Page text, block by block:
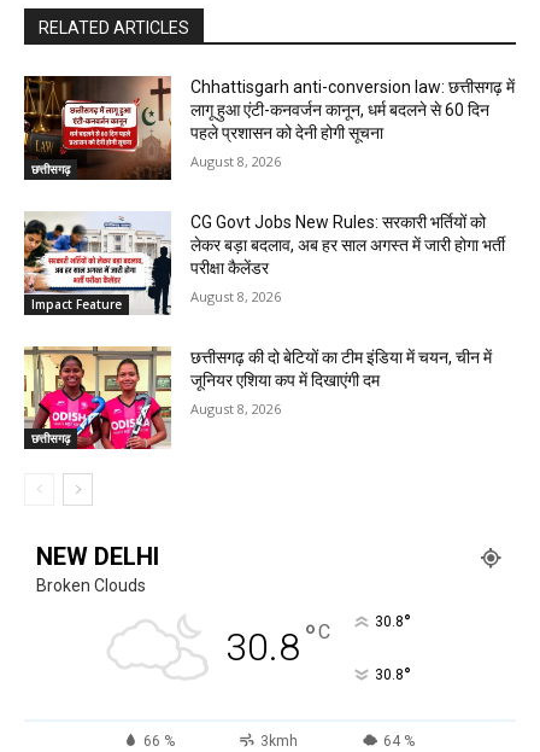
RELATED ARTICLES
छत्तीसगढ़
Chhattisgarh anti-conversion law: छत्तीसगढ़ में
लागू हुआ एंटी-कनवर्जन कानून, धर्म बदलने से 60 दिन
पहले प्रशासन को देनी होगी सूचना
August 8, 2026
Impact Feature
CG Govt Jobs New Rules: सरकारी भर्तियों को
लेकर बड़ा बदलाव, अब हर साल अगस्त में जारी होगा भर्ती
परीक्षा कैलेंडर
August 8, 2026
छत्तीसगढ़
छत्तीसगढ़ की दो बेटियों का टीम इंडिया में चयन, चीन में
जूनियर एशिया कप में दिखाएंगी दम
August 8, 2026
NEW DELHI
Broken Clouds
30.8°C 30.8°
30.8°
66 % 3kmh 64 %